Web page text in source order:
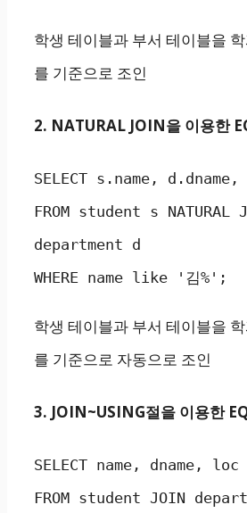
학생 테이블과 부서 테이블을
를 기준으로 조인
2. NATURAL JOIN을 이용한
SELECT s.name,
FROM student s NATURAL
department d
WHERE name like '김%';
학생 테이블과 부서 테이블을
를 기준으로 자동으로 조인
3. JOIN~USING절을 이용한
SELECT name, dname, loc
FROM student JOIN